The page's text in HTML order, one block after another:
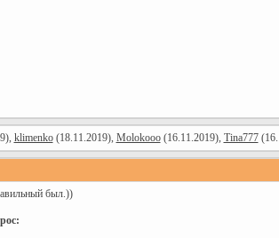
klimenko(18.11.2019), Molokooo(16.11.2019), Tina777
был.))